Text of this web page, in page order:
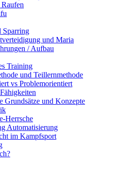
Sparring
und Maria
/ Aufbau
Training
und Teillernmethode
vs Problemorientiert
Grundsätze und Konzepte
Herrsche
Automatisierung
im Kampfsport